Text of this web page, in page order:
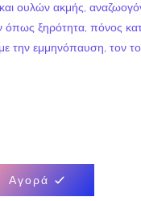
ουλών ακμής,
όπως ξηρότητα, πόνος
την εμμηνόπαυση, τον
Αγορά